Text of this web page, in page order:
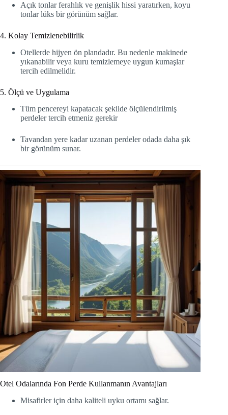
Açık tonlar ferahlık ve genişlik hissi yaratırken, koyu
tonlar lüks bir görünüm sağlar.
4. Kolay Temizlenebilirlik
Otellerde hijyen ön plandadır. Bu nedenle makinede
yıkanabilir veya kuru temizlemeye uygun kumaşlar
tercih edilmelidir.
5. Ölçü ve Uygulama
Tüm pencereyi kapatacak şekilde ölçülendirilmiş
perdeler tercih etmeniz gerekir
Tavandan yere kadar uzanan perdeler odada daha şık
bir görünüm sunar.
Otel Odalarında Fon Perde Kullanmanın Avantajları
Misafirler için daha kaliteli uyku ortamı sağlar.